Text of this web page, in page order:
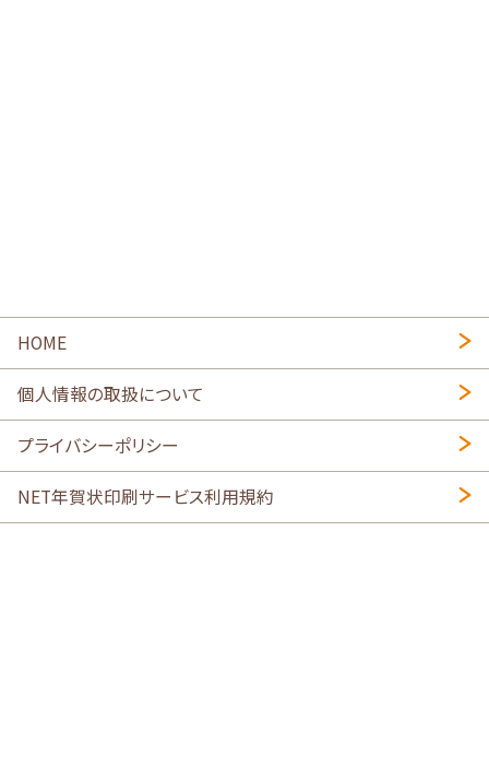
HOME
個人情報の取扱について
プライバシーポリシー
NET年賀状印刷サービス利用規約